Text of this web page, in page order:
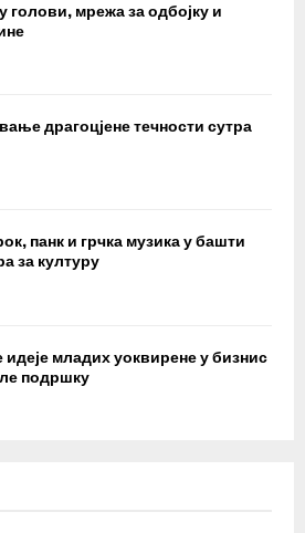
голови, мрежа за одбојку и
драгоцјене течности сутра
панк и грчка музика у башти
за културу
идеје младих уоквирене у бизнис
подршку